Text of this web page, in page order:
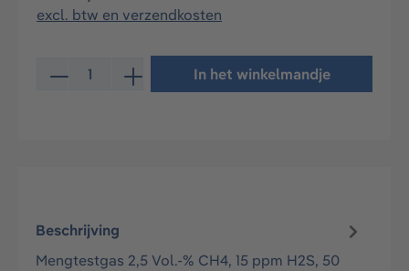
excl. btw en verzendkosten
Producthoeveelheid: Voer de gewenste
In het winkelmandje
Beschrijving
Mengtestgas 2,5 Vol.-% CH4, 15 ppm H2S, 50